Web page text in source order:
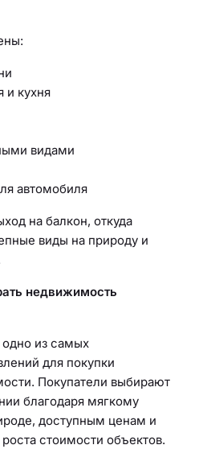
и кухня
видами
автомобиля
на балкон, откуда
виды на природу и
недвижимость
из самых
для покупки
Покупатели выбирают
благодаря мягкому
доступным ценам и
стоимости объектов.